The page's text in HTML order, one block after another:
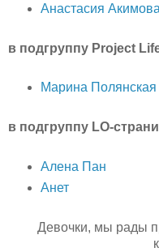
Анастасия Акимова
в подгруппу Project
Марина Полянская
в подгруппу LO-
Алена Пан
Анет
Девочки, мы рады